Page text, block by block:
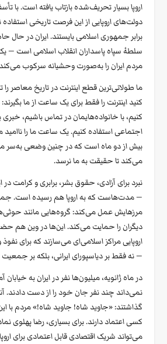
اروپا بسیار تحریف‌شده بازتاب یافته است. با
دولت‌های اروپایی از این فرصت تاریخی استفاده
برابر جمهوری اسلامی بایستند. ایران در حال
سلطهٔ سپاه پاسداران انقلاب اسلامی است —
مردم ایران را به‌صورت وحشیانه سرکوب
ما طولانی‌ترین قطع اینترنت در تاریخ معاصر
کنید اینترنت را فقط برای یک ساعت از ما بگیرند:
کنیم، با خانواده‌هایمان در تماس باشیم، خبری
اجتماعی استفاده کنیم. یک ساعت ما را ناامید
بیش از دو ماه است که در چنین وضعی به‌سر
می‌کند تا حقیقت به ما نرسد.
نبرد برای آزادی، حقوق بشر، برابری و کرامت
— مدت‌هاست که به اروپا هم رسیده است.
مرزهایش عمل می‌کند: گروه‌هایی مانند
دیگران را حمایت می‌کند. این‌ها در وین هم
اروپایی مراکز اسلامی‌ای می‌سازند که برای
— نه فقط بر دیاسپورای ایرانی، بلکه بر
در ماه ژانویه، میلیون‌ها نفر در ایران به
نمی‌داند چند نفر جان خود را از دست دادند.
گذاشتند: «جاوید شاه! جاوید شاه!» مردم با
کسی اعتماد دارند. برای بسیاری، رضا پهلوی
می‌تواند شریک اقتصادی قابل اعتمادی برای